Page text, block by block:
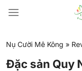
đến
dung
Nụ Cười Mê Kông »
Đặc sản Quy